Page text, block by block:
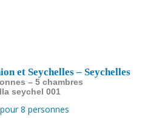
et Seychelles – Seychelles
– 5 chambres
seychel 001